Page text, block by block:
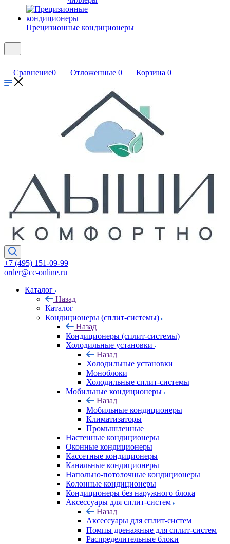
Прецизионные кондиционеры
Сравнение0 Отложенные 0 Корзина 0
+7 (495) 151-09-99
order@cc-online.ru
Каталог
Назад
Каталог
Кондиционеры (сплит-системы)
Назад
Кондиционеры (сплит-системы)
Холодильные установки
Назад
Холодильные установки
Моноблоки
Холодильные сплит-системы
Мобильные кондиционеры
Назад
Мобильные кондиционеры
Климатизаторы
Промышленные
Настенные кондиционеры
Оконные кондиционеры
Кассетные кондиционеры
Канальные кондиционеры
Напольно-потолочные кондиционеры
Колонные кондиционеры
Кондиционеры без наружного блока
Аксессуары для сплит-систем
Назад
Аксессуары для сплит-систем
Помпы дренажные для сплит-систем
Распределительные блоки